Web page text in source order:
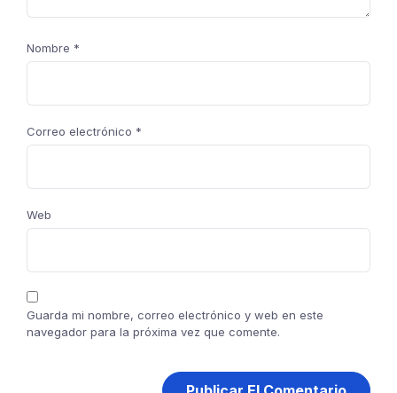
Nombre *
Correo electrónico *
Web
Guarda mi nombre, correo electrónico y web en este
navegador para la próxima vez que comente.